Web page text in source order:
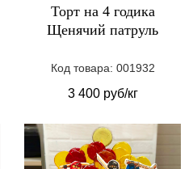
Торт на 4 годика
Щенячий патруль
Код товара: 001932
3 400 руб/кг